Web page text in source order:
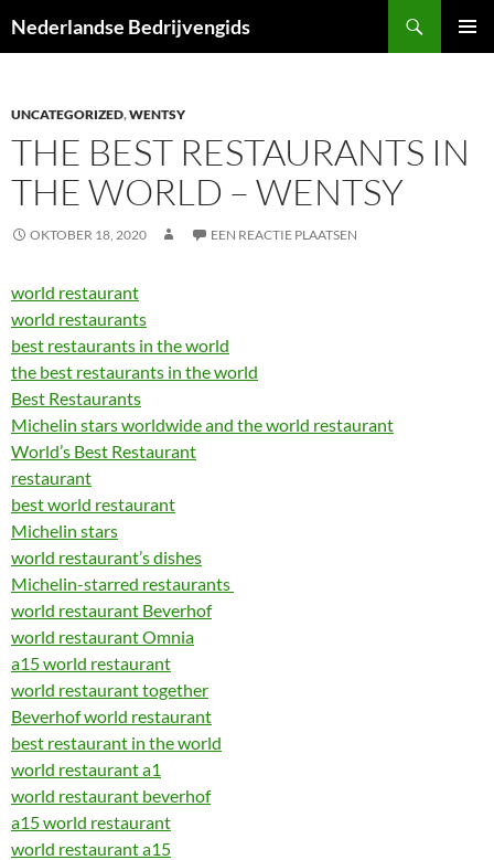
naar
Nederlandse Bedrijvengids
UNCATEGORIZED,WENTSY
THE BEST RESTAURANTS IN
THE WORLD – WENTSY
OKTOBER 18, 2020 EEN REACTIE PLAATSEN
world restaurant
world restaurants
best restaurants in the world
the best restaurants in the world
Best Restaurants
Michelin stars worldwide and the world restaurant
World’s Best Restaurant
restaurant
best world restaurant
Michelin stars
world restaurant’s dishes
Michelin-starred restaurants
world restaurant Beverhof
world restaurant Omnia
a15 world restaurant
world restaurant together
Beverhof world restaurant
best restaurant in the world
world restaurant a1
world restaurant beverhof
a15 world restaurant
world restaurant a15